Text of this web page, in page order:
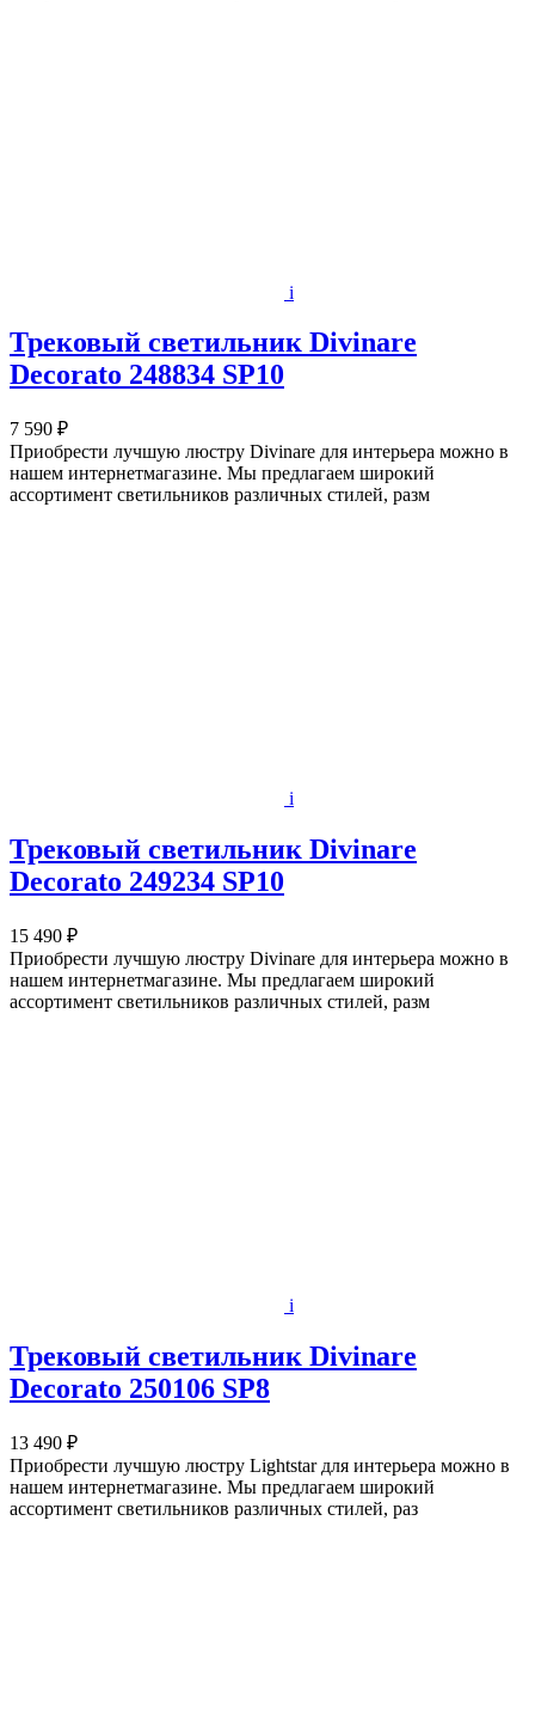
i
Трековый светильник Divinare
Decorato 248834 SP10
7 590 ₽
Приобрести лучшую люстру Divinare для интерьера можно в
нашем интернетмагазине. Мы предлагаем широкий
ассортимент светильников различных стилей, разм
i
Трековый светильник Divinare
Decorato 249234 SP10
15 490 ₽
Приобрести лучшую люстру Divinare для интерьера можно в
нашем интернетмагазине. Мы предлагаем широкий
ассортимент светильников различных стилей, разм
i
Трековый светильник Divinare
Decorato 250106 SP8
13 490 ₽
Приобрести лучшую люстру Lightstar для интерьера можно в
нашем интернетмагазине. Мы предлагаем широкий
ассортимент светильников различных стилей, раз